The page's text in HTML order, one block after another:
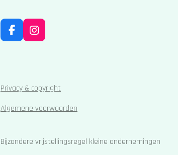
F
a
o
o
k
I
n
g
r
a
m
Privacy & copyright
Algemene voorwaarden
Bijzondere vrijstellingsregel kleine ondernemingen